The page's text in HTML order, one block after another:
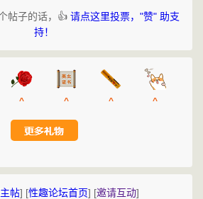
帖子的话，👍 请点这里投票，"赞" 助支
持！
^ ^ ^ ^
帖] [性趣论坛首页] [邀请互动]